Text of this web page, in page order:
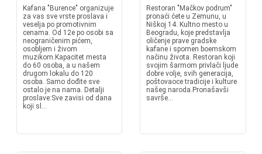
Kafana "Burence" organizuje
za vas sve vrste proslava i
veselja po promotivnim
cenama. Od 12e po osobi sa
neograničenim pićem,
osobljem i živom
muzikom.Kapacitet mesta
do 60 osoba, a u našem
drugom lokalu do 120
osoba. Samo dođite sve
ostalo je na nama. Detalji
proslave:Sve zavisi od dana
koji sl...
Restoran "Mačkov podrum"
pronaći ćete u Zemunu, u
Niškoj 14. Kultno mesto u
Beogradu, koje predstavlja
oličenje prave gradske
kafane i spomen boemskom
načinu života. Restoran koji
svojim šarmom privlači ljude
dobre volje, svih generacija,
poštovaoce tradicije i kulture
našeg naroda.Pronašavši
savrše...